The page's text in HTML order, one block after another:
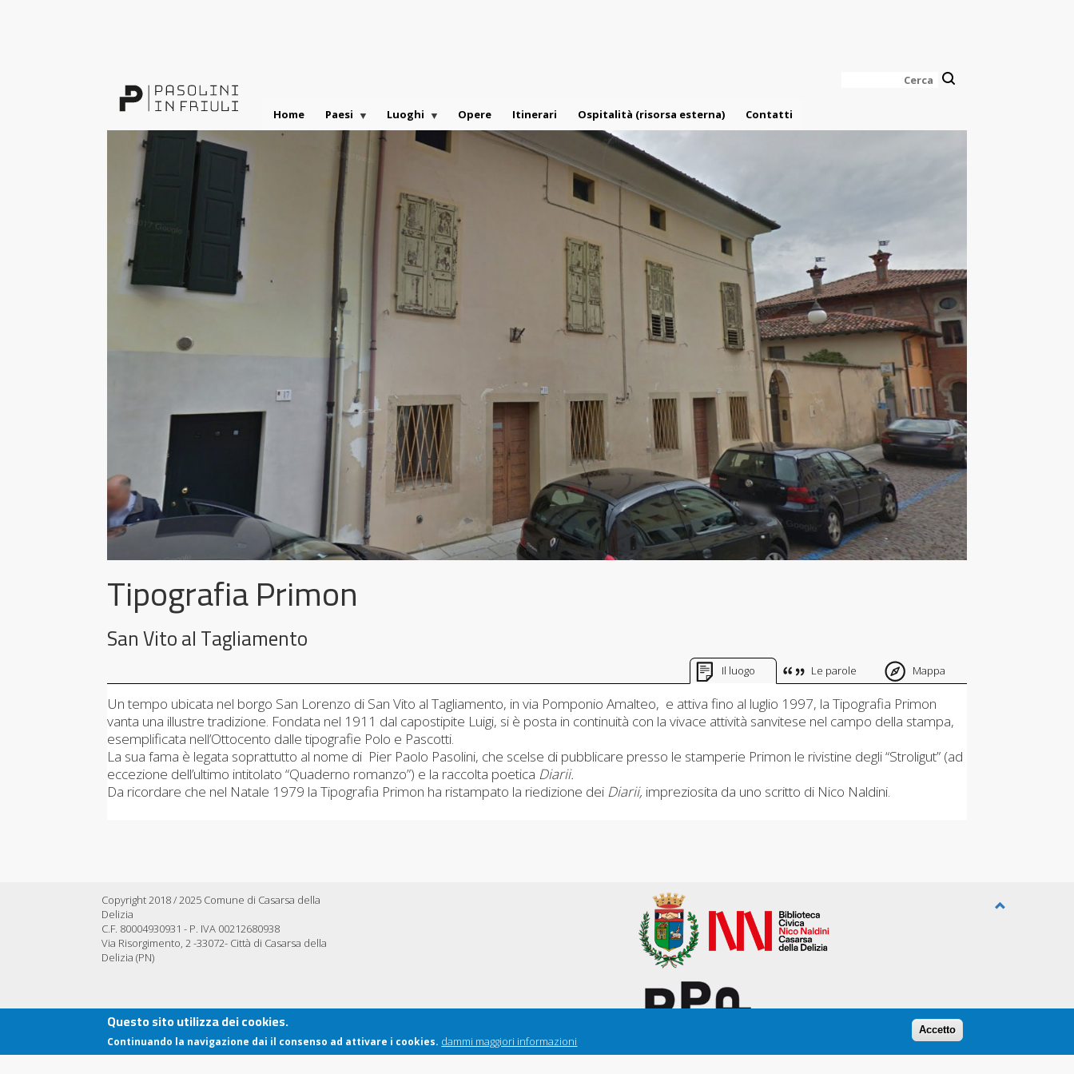
Home
Paesi Luoghi Opere Itinerari Ospitalità (risorsa esterna) Contatti
Tipografia Primon
San Vito al Tagliamento
Il luogo Le parole Mappa
Un tempo ubicata nel borgo San Lorenzo di San Vito al Tagliamento, in via Pomponio Amalteo, e attiva fino al luglio 1997, la Tipografia Primon
vanta una illustre tradizione. Fondata nel 1911 dal capostipite Luigi, si è posta in continuità con la vivace attività sanvitese nel campo della stampa,
esemplificata nell’Ottocento dalle tipografie Polo e Pascotti.
La sua fama è legata soprattutto al nome di Pier Paolo Pasolini, che scelse di pubblicare presso le stamperie Primon le rivistine degli “Stroligut” (ad
eccezione dell’ultimo intitolato “Quaderno romanzo”) e la raccolta poetica Diarii.
Da ricordare che nel Natale 1979 la Tipografia Primon ha ristampato la riedizione dei Diarii, impreziosita da uno scritto di Nico Naldini.
Copyright 2018 / 2025 Comune di Casarsa della
Delizia
C.F. 80004930931 - P. IVA 00212680938
Via Risorgimento, 2 -33072- Città di Casarsa della
Delizia (PN)
Questo sito utilizza dei cookies.
Continuando la navigazione dai il consenso ad attivare i cookies. dammi maggiori informazioni
Accetto